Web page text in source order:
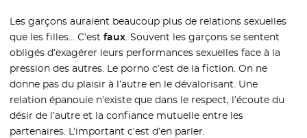
Les garçons auraient beaucoup plus de relations sexuelles
que les filles… C’estfaux. Souvent les garçons se sentent
obligés d’exagérer leurs performances sexuelles face à la
pression des autres. Le porno c’est de la fiction. On ne
donne pas du plaisir à l’autre en le dévalorisant. Une
relation épanouie n’existe que dans le respect, l’écoute du
désir de l’autre et la confiance mutuelle entre les
partenaires. L’important c’est d’en parler.